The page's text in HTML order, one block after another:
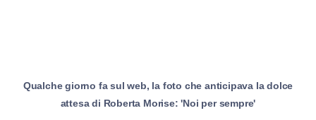
Qualche giorno fa sul web, la foto che anticipava la dolce
attesa di Roberta Morise: 'Noi per sempre'